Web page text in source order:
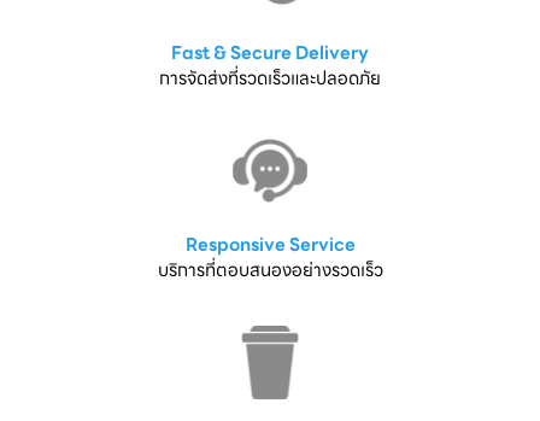
Fast & Secure Delivery
การจัดส่งที่รวดเร็วและปลอดภัย
Responsive Service
บริการที่ตอบสนองอย่างรวดเร็ว